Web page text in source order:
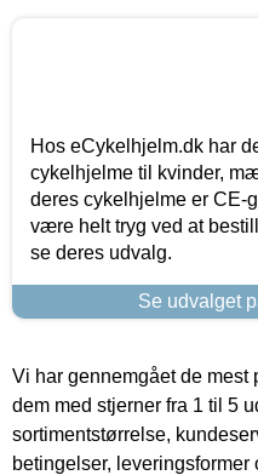
Hos eCykelhjelm.dk har
cykelhjelme til kvinder,
deres cykelhjelme er CE-
være helt tryg ved at
se deres udvalg.
Se udvalget
Vi har gennemgået de
dem med stjerner fra 1 til 5
sortimentstørrelse,
betingelser,